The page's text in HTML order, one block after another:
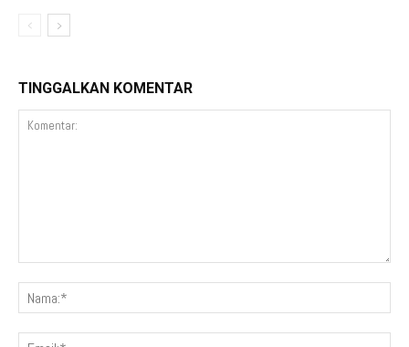
TINGGALKAN KOMENTAR